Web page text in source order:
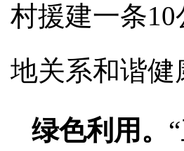
村援建一条
地关系和谐健
绿色利用。